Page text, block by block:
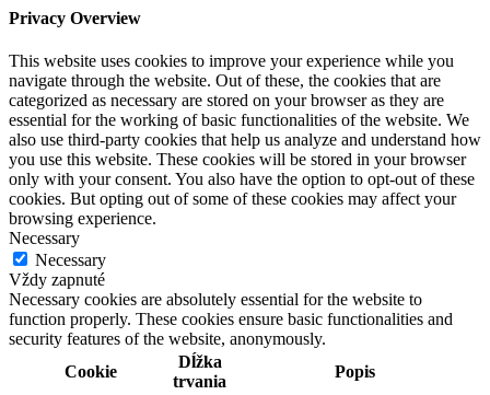
Privacy Overview
This website uses cookies to improve your experience while you
navigate through the website. Out of these, the cookies that are
categorized as necessary are stored on your browser as they are
essential for the working of basic functionalities of the website. We
also use third-party cookies that help us analyze and understand how
you use this website. These cookies will be stored in your browser
only with your consent. You also have the option to opt-out of these
cookies. But opting out of some of these cookies may affect your
browsing experience.
Necessary
Necessary
Vždy zapnuté
Necessary cookies are absolutely essential for the website to
function properly. These cookies ensure basic functionalities and
security features of the website, anonymously.
Cookie
Dĺžka
trvania
Popis